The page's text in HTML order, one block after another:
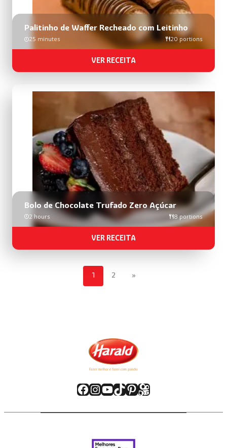
Palitinho de Waffer Recheado com Leitinho
25 minutes 20 portions
VER RECEITA
Bolo de Chocolate Trufado Zero Açúcar
2 hours 8 portions
VER RECEITA
1 2 »
Facebook
Instagram
Youtube
TikTok
Pinterest
Kwai